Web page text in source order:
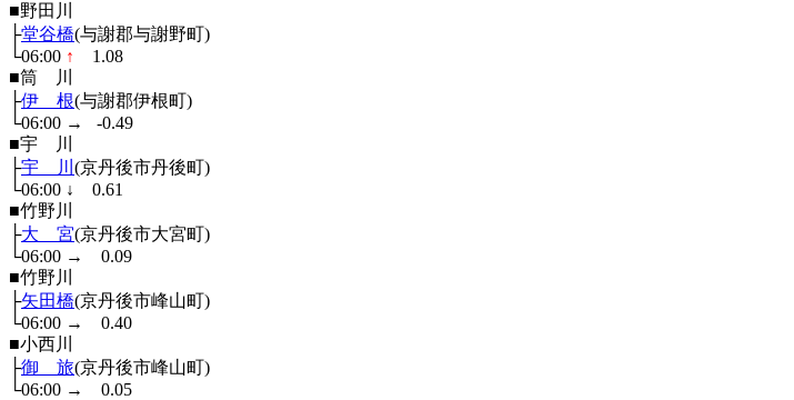
■野田川
├堂谷橋(与謝郡与謝野町)
└06:00 ↑
1.08
■筒 川
├伊 根(与謝郡伊根町)
└06:00 →
-0.49
■宇 川
├宇 川 (京丹後市丹後町)
└06:00 ↓
0.61
■竹野川
├大 宮(京丹後市大宮町)
└06:00 →
0.09
■竹野川
├矢田橋(京丹後市峰山町)
└06:00 →
0.40
■小西川
├御 旅(京丹後市峰山町)
└06:00 → 0.05